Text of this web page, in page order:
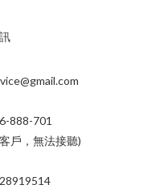
888-701
戶，無法接聽)